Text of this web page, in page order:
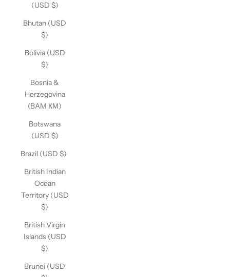
(USD $)
Bhutan (USD
$)
Bolivia (USD
$)
Bosnia &
Herzegovina
(BAM КМ)
Botswana
(USD $)
Brazil (USD $)
British Indian
Ocean
Territory (USD
$)
British Virgin
Islands (USD
$)
Brunei (USD